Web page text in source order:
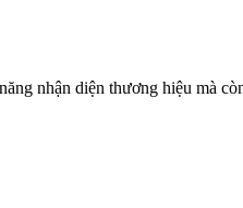
nhận diện thương hiệu mà